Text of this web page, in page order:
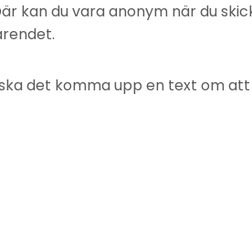
kan du vara anonym när du
det komma upp en text om